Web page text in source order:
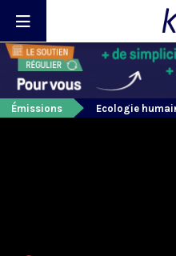
Émissions Ecologie